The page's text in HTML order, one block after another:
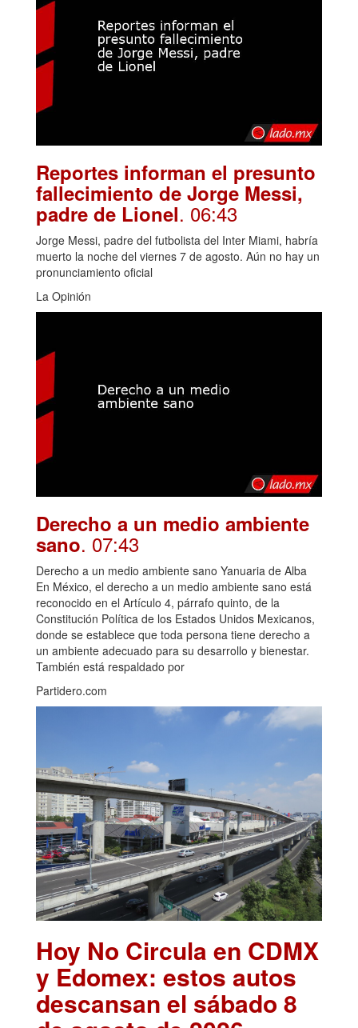
Reportes informan el presunto
fallecimiento de Jorge Messi,
padre de Lionel. 06:43
Jorge Messi, padre del futbolista del Inter Miami, habría
muerto la noche del viernes 7 de agosto. Aún no hay un
pronunciamiento oficial
La Opinión
Derecho a un medio ambiente
sano. 07:43
Derecho a un medio ambiente sano Yanuaria de Alba
En México, el derecho a un medio ambiente sano está
reconocido en el Artículo 4, párrafo quinto, de la
Constitución Política de los Estados Unidos Mexicanos,
donde se establece que toda persona tiene derecho a
un ambiente adecuado para su desarrollo y bienestar.
También está respaldado por
Partidero.com
Hoy No Circula en CDMX
y Edomex: estos autos
descansan el sábado 8